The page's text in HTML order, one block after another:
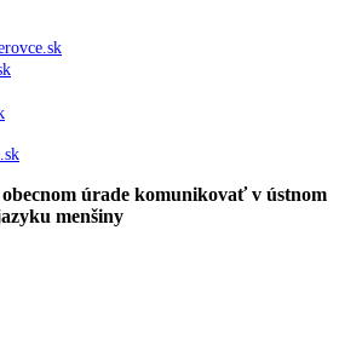
úrade komunikovať v ústnom
menšiny